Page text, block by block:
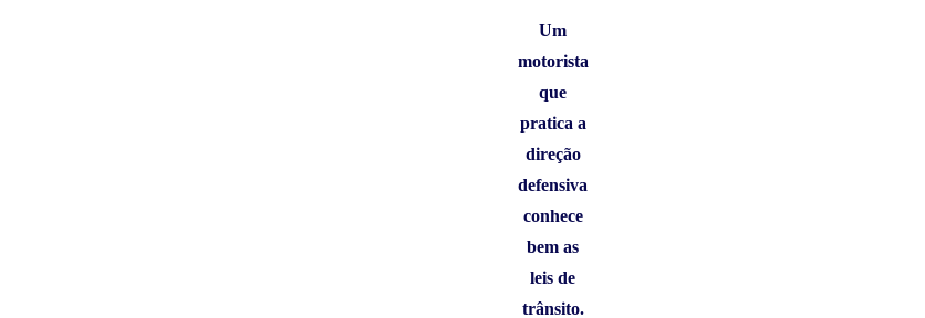
Um
motorista
que
pratica a
direção
defensiva
conhece
bem as
leis de
trânsito.